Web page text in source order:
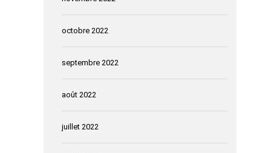
octobre 2022
septembre 2022
août 2022
juillet 2022